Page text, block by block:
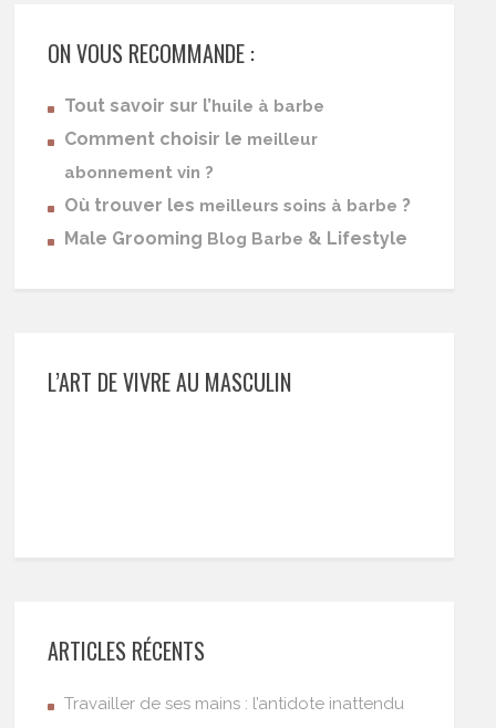
ON VOUS RECOMMANDE :
Tout savoir sur l’huile à barbe
Comment choisir le meilleur
abonnement vin ?
Où trouver les meilleurs soins à barbe ?
Male Grooming Blog Barbe & Lifestyle
L’ART DE VIVRE AU MASCULIN
ARTICLES RÉCENTS
Travailler de ses mains : l’antidote inattendu